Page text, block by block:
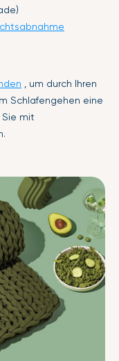
, um durch Ihren
Schlafengehen eine
Sie mit